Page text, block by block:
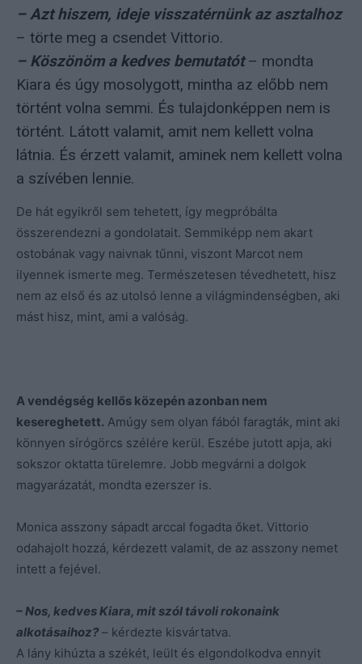
– Azt hiszem, ideje visszatérnünk az asztalhoz
– törte meg a csendet Vittorio.
– Köszönöm a kedves bemutatót– mondta
Kiara és úgy mosolygott, mintha az előbb nem
történt volna semmi. És tulajdonképpen nem is
történt. Látott valamit, amit nem kellett volna
látnia. És érzett valamit, aminek nem kellett volna
a szívében lennie.
De hát egyikről sem tehetett, így megpróbálta
összerendezni a gondolatait. Semmiképp nem akart
ostobának vagy naivnak tűnni, viszont Marcot nem
ilyennek ismerte meg. Természetesen tévedhetett, hisz
nem az első és az utolsó lenne a világmindenségben, aki
mást hisz, mint, ami a valóság.
A vendégség kellős közepén azonban nem
kesereghetett. Amúgy sem olyan fából faragták, mint aki
könnyen sírógörcs szélére kerül. Eszébe jutott apja, aki
sokszor oktatta türelemre. Jobb megvárni a dolgok
magyarázatát, mondta ezerszer is.
Monica asszony sápadt arccal fogadta őket. Vittorio
odahajolt hozzá, kérdezett valamit, de az asszony nemet
intett a fejével.
– Nos, kedves Kiara, mit szól távoli rokonaink
alkotásaihoz? – kérdezte kisvártatva.
A lány kihúzta a székét, leült és elgondolkodva ennyit